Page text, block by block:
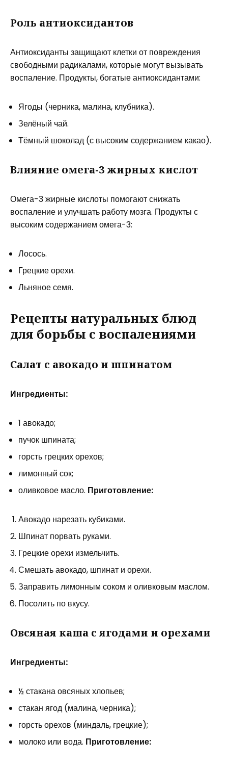
Роль антиоксидантов
Антиоксиданты защищают клетки от повреждения
свободными радикалами, которые могут вызывать
воспаление. Продукты, богатые антиоксидантами:
Ягоды (черника, малина, клубника).
Зелёный чай.
Тёмный шоколад (с высоким содержанием какао).
Влияние омега-3 жирных кислот
Омега-3 жирные кислоты помогают снижать
воспаление и улучшать работу мозга. Продукты с
высоким содержанием омега-3:
Лосось.
Грецкие орехи.
Льняное семя.
Рецепты натуральных блюд
для борьбы с воспалениями
Салат с авокадо и шпинатом
Ингредиенты:
1 авокадо;
пучок шпината;
горсть грецких орехов;
лимонный сок;
оливковое масло. Приготовление:
Авокадо нарезать кубиками.
Шпинат порвать руками.
Грецкие орехи измельчить.
Смешать авокадо, шпинат и орехи.
Заправить лимонным соком и оливковым маслом.
Посолить по вкусу.
Овсяная каша с ягодами и орехами
Ингредиенты:
½ стакана овсяных хлопьев;
стакан ягод (малина, черника);
горсть орехов (миндаль, грецкие);
молоко или вода. Приготовление: